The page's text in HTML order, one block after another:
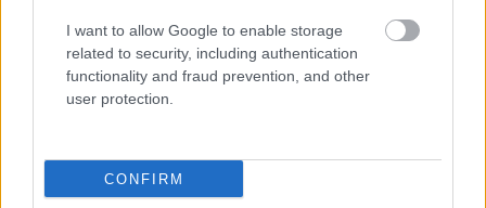
I want to allow Google to enable storage
related to security, including authentication
functionality and fraud prevention, and other
user protection.
CONFIRM